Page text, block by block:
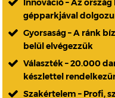
Innováció – Az
gépparkjával
Gyorsaság – A ránk
belül elvégezzük
Választék – 20.000
készlettel
Szakértelem – Profi,